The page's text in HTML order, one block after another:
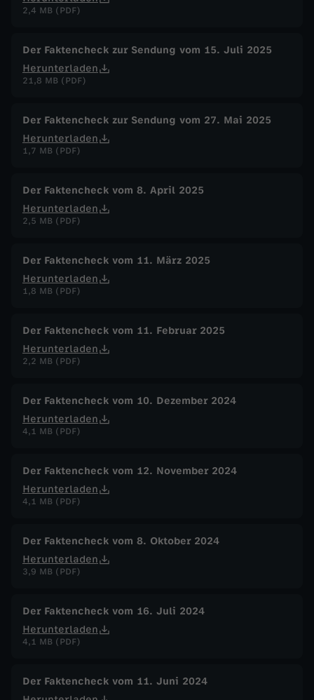
2,4 MB (PDF)
Der Faktencheck zur Sendung vom 15. Juli 2025
Herunterladen
21,8 MB (PDF)
Der Faktencheck zur Sendung vom 27. Mai 2025
Herunterladen
1,7 MB (PDF)
Der Faktencheck vom 8. April 2025
Herunterladen
2,5 MB (PDF)
Der Faktencheck vom 11. März 2025
Herunterladen
1,8 MB (PDF)
Der Faktencheck vom 11. Februar 2025
Herunterladen
2,2 MB (PDF)
Der Faktencheck vom 10. Dezember 2024
Herunterladen
4,1 MB (PDF)
Der Faktencheck vom 12. November 2024
Herunterladen
4,1 MB (PDF)
Der Faktencheck vom 8. Oktober 2024
Herunterladen
3,9 MB (PDF)
Der Faktencheck vom 16. Juli 2024
Herunterladen
4,1 MB (PDF)
Der Faktencheck vom 11. Juni 2024